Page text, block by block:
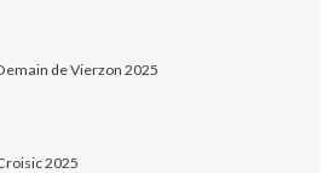
de Vierzon 2025
2025